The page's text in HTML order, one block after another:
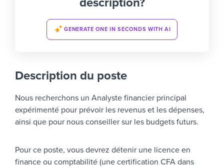
GENERATE ONE IN SECONDS WITH AI
Description du poste
Nous recherchons un Analyste financier principal
expérimenté pour prévoir les revenus et les dépenses,
ainsi que pour nous conseiller sur les budgets futurs.
Pour ce poste, vous devrez détenir une licence en
finance ou comptabilité (une certification CFA dans